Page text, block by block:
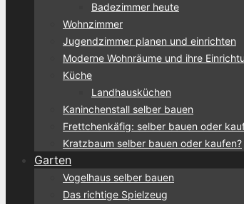
Badezimmer heute
Wohnzimmer
Jugendzimmer planen und einrichten
Moderne Wohnräume und ihre
Küche
Landhausküchen
Kaninchenstall selber bauen
Frettchenkäfig: selber bauen oder
Kratzbaum selber bauen oder kaufen?
Garten
Vogelhaus selber bauen
Das richtige Spielzeug